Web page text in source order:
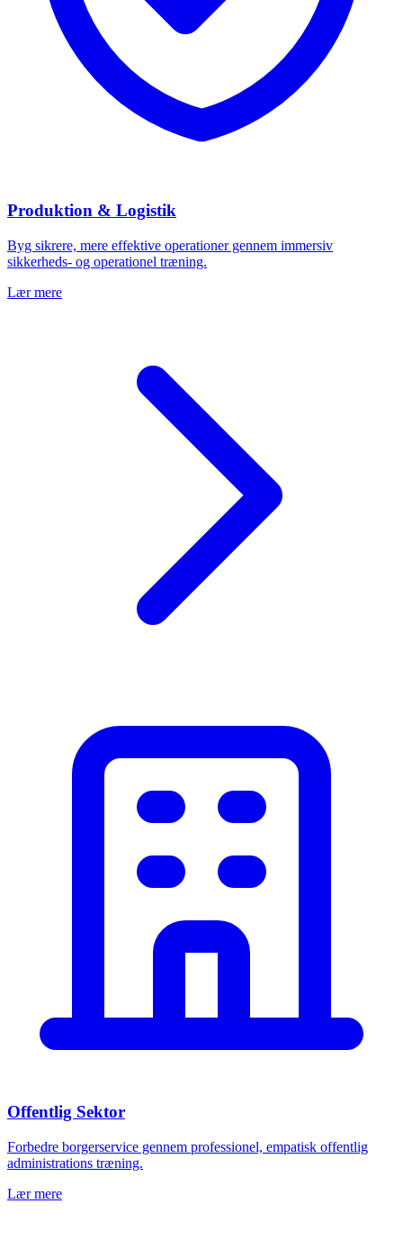
Produktion & Logistik
Byg sikrere, mere effektive operationer gennem immersiv
sikkerheds- og operationel træning.
Lær mere
Offentlig Sektor
Forbedre borgerservice gennem professionel, empatisk offentlig
administrations træning.
Lær mere